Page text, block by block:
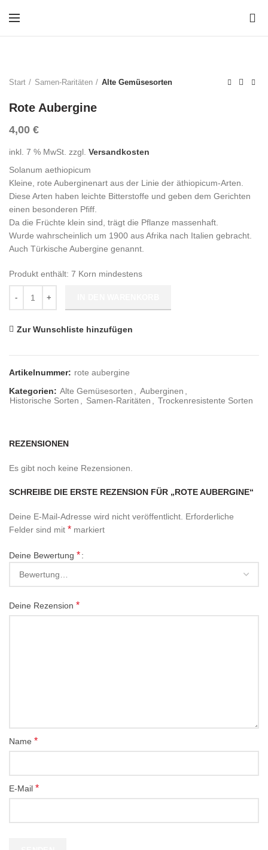
Start Samen-Raritäten Alte Gemüsesorten
Rote Aubergine
4,00 €
inkl. 7 % MwSt. zzgl. Versandkosten
Solanum aethiopicum
Kleine, rote Auberginenart aus der Linie der äthiopicum-Arten.
Diese Arten haben leichte Bitterstoffe und geben dem Gerichten
einen besonderen Pfiff.
Da die Früchte klein sind, trägt die Pflanze massenhaft.
Wurde wahrscheinlich um 1900 aus Afrika nach Italien gebracht.
Auch Türkische Aubergine genannt.
Produkt enthält: 7 Korn mindestens
Zur Wunschliste hinzufügen
Artikelnummer: rote aubergine
Kategorien: Alte Gemüsesorten Auberginen
Historische Sorten
Samen-Raritäten Trockenresistente Sorten
REZENSIONEN
Es gibt noch keine Rezensionen.
SCHREIBE DIE ERSTE REZENSION FÜR „ROTE AUBERGINE“
Deine E-Mail-Adresse wird nicht veröffentlicht. Erforderliche
Felder sind mit * markiert
Deine Bewertung *
Deine Rezension *
Name *
E-Mail *